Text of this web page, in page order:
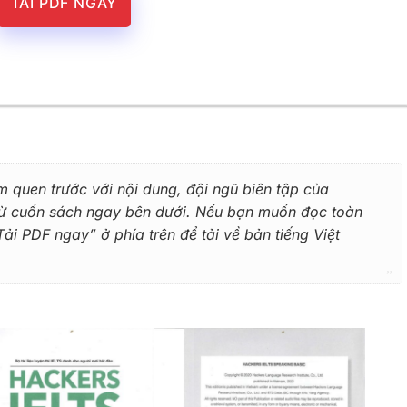
quen trước với nội dung, đội ngũ biên tập của
cuốn sách ngay bên dưới. Nếu bạn muốn đọc toàn
PDF ngay” ở phía trên để tải về bản tiếng Việt